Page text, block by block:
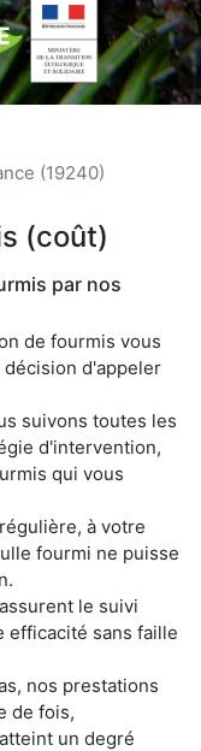
(19240)
(coût)
par nos
de fourmis vous
d'appeler
suivons toutes les
d'intervention,
qui vous
à votre
fourmi ne puisse
le suivi
efficacité sans faille
nos prestations
de fois,
un degré